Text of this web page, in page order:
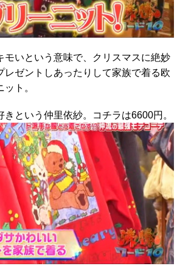
モいという意味で、クリスマスに絶妙
レゼントしあったりして家族で着る欧
ト。
という仲里依紗。コチラは6600円。